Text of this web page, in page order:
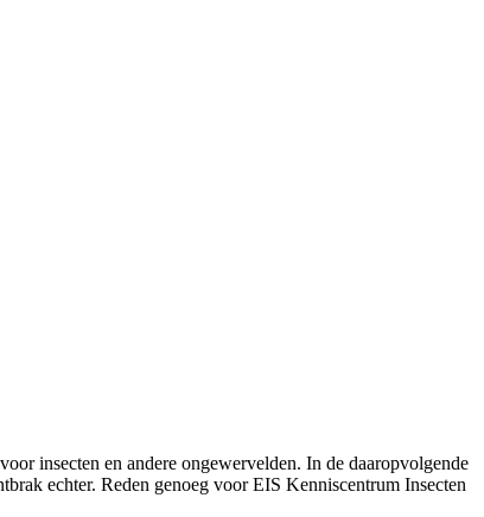
insecten en andere ongewervelden. In de daaropvolgende
echter. Reden genoeg voor EIS Kenniscentrum Insecten